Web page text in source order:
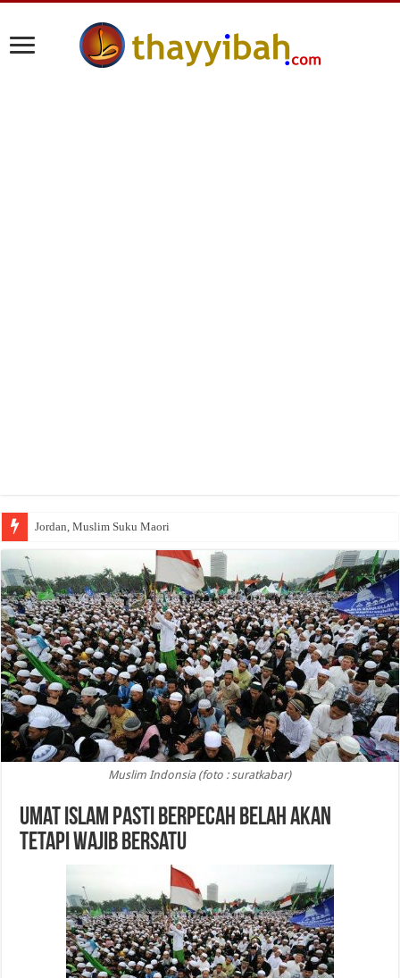
Jordan, Muslim Suku Maori
Wakaf Emas Muktamar
Muslim Indonsia (foto : suratkabar)
Umat Islam Pasti Berpecah Belah Akan
Tetapi Wajib Bersatu